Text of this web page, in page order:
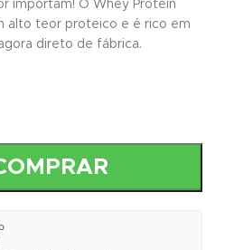
importam! O Whey Protein
alto teor proteico e é rico em
direto de fábrica.